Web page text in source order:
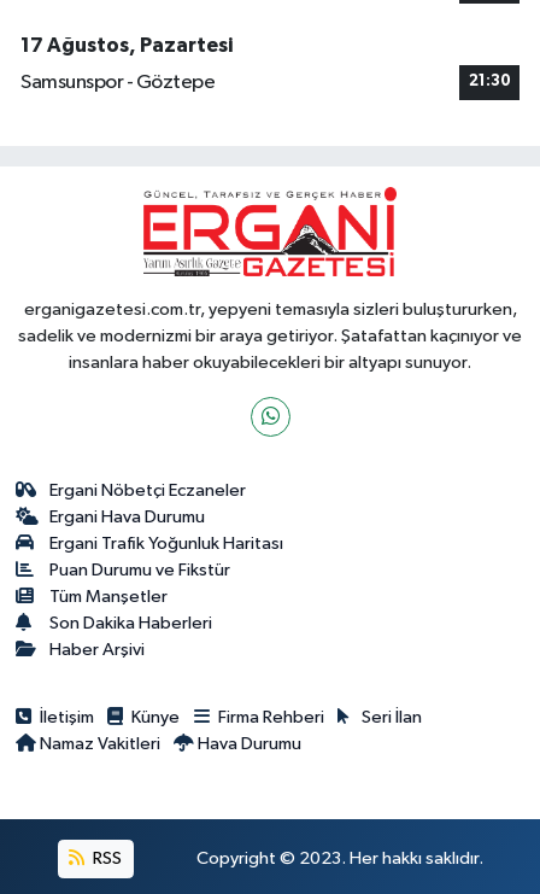
17 Ağustos, Pazartesi
Samsunspor - Göztepe
21:30
erganigazetesi.com.tr, yepyeni temasıyla sizleri buluştururken,
sadelik ve modernizmi bir araya getiriyor. Şatafattan kaçınıyor ve
insanlara haber okuyabilecekleri bir altyapı sunuyor.
Ergani Nöbetçi Eczaneler
Ergani Hava Durumu
Ergani Trafik Yoğunluk Haritası
Puan Durumu ve Fikstür
Tüm Manşetler
Son Dakika Haberleri
Haber Arşivi
İletişim Künye Firma Rehberi
Seri İlan
Namaz Vakitleri
Hava Durumu
RSS Copyright © 2023. Her hakkı saklıdır.